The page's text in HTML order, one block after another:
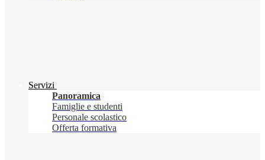
Servizi
Panoramica
Famiglie e studenti
Personale scolastico
Offerta formativa